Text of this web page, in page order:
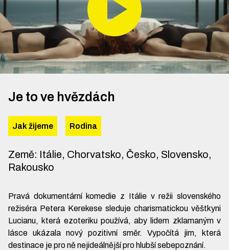
Je to ve hvězdách
Jak žijeme Rodina
Země: Itálie, Chorvatsko, Česko, Slovensko,
Rakousko
Pravá dokumentární komedie z Itálie v režii slovenského
režiséra Petera Kerekese sleduje charismatickou věštkyni
Lucianu, která ezoteriku používá, aby lidem zklamaným v
lásce ukázala nový pozitivní směr. Vypočítá jim, která
destinace je pro ně nejideálnější pro hlubší sebepoznání.